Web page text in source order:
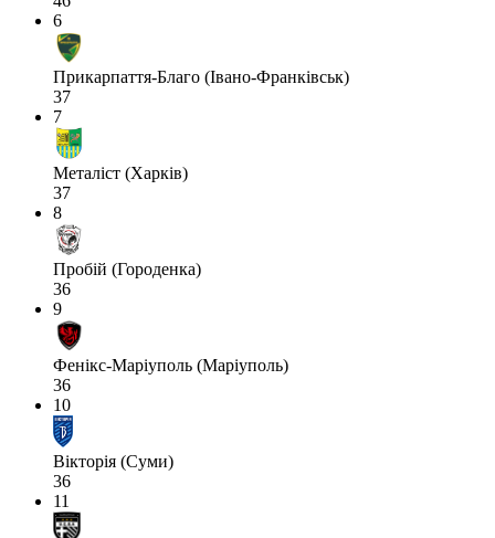
6
Прикарпаття-Благо (Івано-Франківськ)
37
7
Металіст (Харків)
37
8
Пробій (Городенка)
36
9
Фенікс-Маріуполь (Маріуполь)
36
10
Вікторія (Суми)
36
11